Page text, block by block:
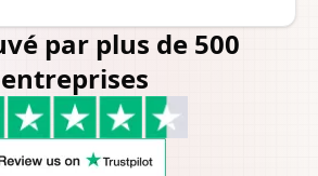
support en direct - tout ce que
Je le recommande
par plus de 500
entreprises